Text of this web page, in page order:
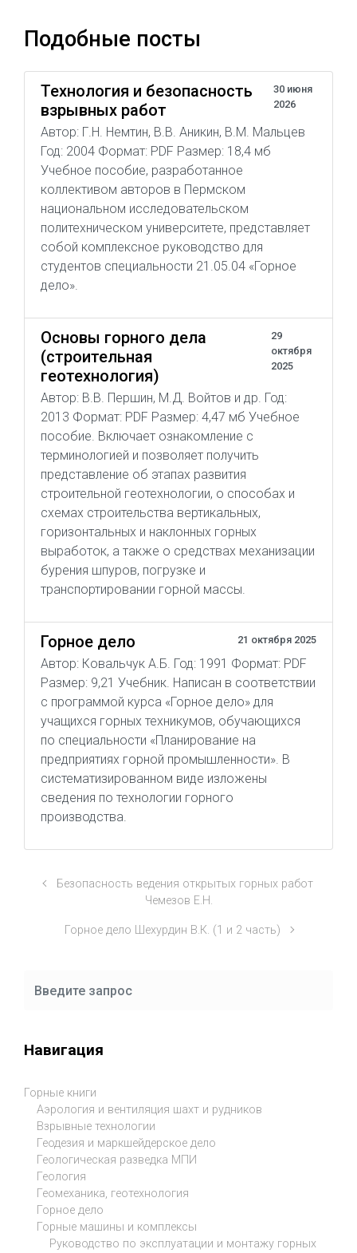
Подобные посты
Технология и безопасность
взрывных работ
30 июня
2026
Автор: Г.Н. Немтин, В.В. Аникин, В.М. Мальцев
Год: 2004 Формат: PDF Размер: 18,4 мб
Учебное пособие, разработанное
коллективом авторов в Пермском
национальном исследовательском
политехническом университете, представляет
собой комплексное руководство для
студентов специальности 21.05.04 «Горное
дело».
Основы горного дела
(строительная
геотехнология)
29
октября
2025
Автор: В.В. Першин, М.Д. Войтов и др. Год:
2013 Формат: PDF Размер: 4,47 мб Учебное
пособие. Включает ознакомление с
терминологией и позволяет получить
представление об этапах развития
строительной геотехнологии, о способах и
схемах строительства вертикальных,
горизонтальных и наклонных горных
выработок, а также о средствах механизации
бурения шпуров, погрузке и
транспортировании горной массы.
Горное дело 21 октября 2025
Автор: Ковальчук А.Б. Год: 1991 Формат: PDF
Размер: 9,21 Учебник. Написан в соответствии
с программой курса «Горное дело» для
учащихся горных техникумов, обучающихся
по специальности «Планирование на
предприятиях горной промышленности». В
систематизированном виде изложены
сведения по технологии горного
производства.
Безопасность ведения открытых горных работ
Чемезов Е.Н.
Горное дело Шехурдин В.К. (1 и 2 часть)
Навигация
Горные книги
Аэрология и вентиляция шахт и рудников
Взрывные технологии
Геодезия и маркшейдерское дело
Геологическая разведка МПИ
Геология
Геомеханика, геотехнология
Горное дело
Горные машины и комплексы
Руководство по эксплуатации и монтажу горных